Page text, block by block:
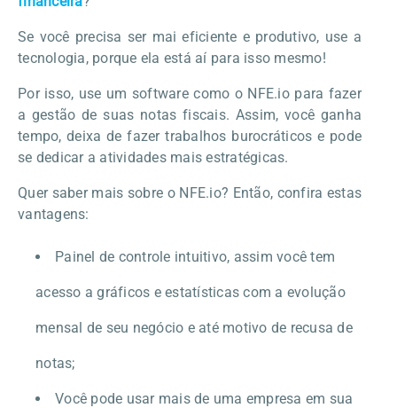
Se você precisa ser mai eficiente e produtivo, use a
tecnologia, porque ela está aí para isso mesmo!
Por isso, use um software como o NFE.io para fazer
a gestão de suas notas fiscais. Assim, você ganha
tempo, deixa de fazer trabalhos burocráticos e pode
se dedicar a atividades mais estratégicas.
Quer saber mais sobre o NFE.io? Então, confira estas
vantagens:
Painel de controle intuitivo, assim você tem
acesso a gráficos e estatísticas com a evolução
mensal de seu negócio e até motivo de recusa de
notas;
Você pode usar mais de uma empresa em sua